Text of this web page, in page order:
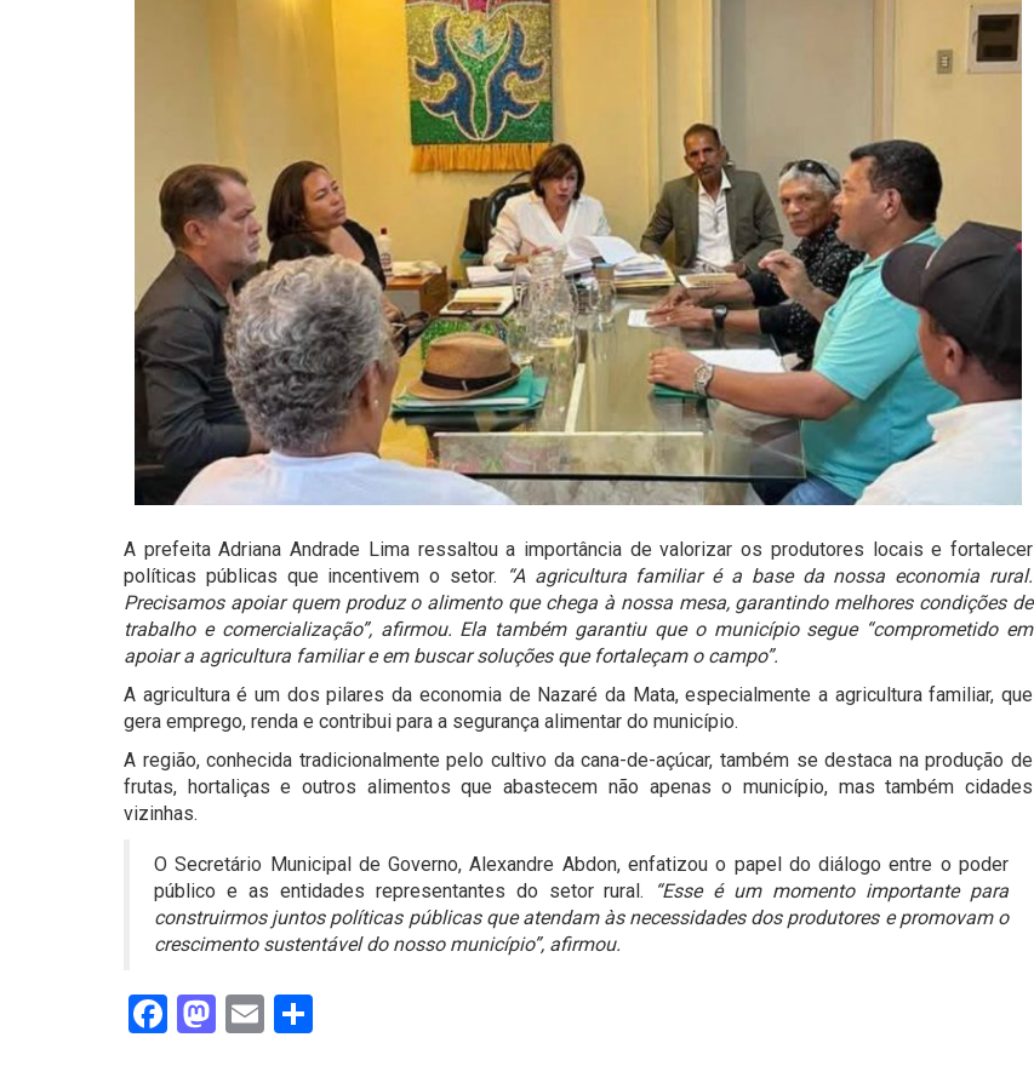
A prefeita Adriana Andrade Lima ressaltou a importância de valorizar os produtores locais e fortalecer
políticas públicas que incentivem o setor.
“A agricultura familiar é a base da nossa economia rural.
Precisamos apoiar quem produz o alimento que chega à nossa mesa, garantindo melhores condições de
trabalho e comercialização”, afirmou. Ela também garantiu que o município segue “comprometido em
apoiar a agricultura familiar e em buscar soluções que fortaleçam o campo”.
A agricultura é um dos pilares da economia de Nazaré da Mata, especialmente a agricultura familiar, que
gera emprego, renda e contribui para a segurança alimentar do município.
A região, conhecida tradicionalmente pelo cultivo da cana-de-açúcar, também se destaca na produção de
frutas, hortaliças e outros alimentos que abastecem não apenas o município, mas também cidades
vizinhas.
O Secretário Municipal de Governo, Alexandre Abdon, enfatizou o papel do diálogo entre o poder
público e as entidades representantes do setor rural.
“Esse é um momento importante para
construirmos juntos políticas públicas que atendam às necessidades dos produtores e promovam o
crescimento sustentável do nosso município”, afirmou.
Facebook
Mastodon
Email